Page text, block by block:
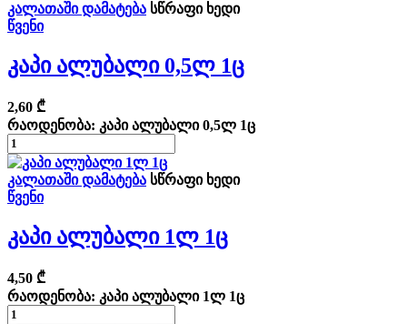
კალათაში დამატება სწრაფი ხედი
წვენი
Კაპი Ალუბალი 0,5ლ 1ც
2,60 ₾
რაოდენობა: კაპი ალუბალი 0,5ლ 1ც
კალათაში დამატება სწრაფი ხედი
წვენი
Კაპი Ალუბალი 1ლ 1ც
4,50 ₾
რაოდენობა: კაპი ალუბალი 1ლ 1ც